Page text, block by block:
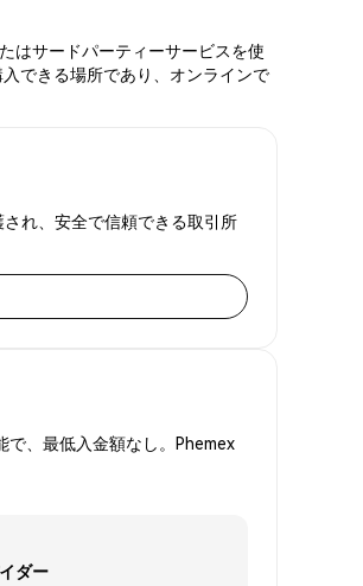
はサードパーティーサービスを使
できる場所であり、オンラインで
れ、安全で信頼できる取引所
、最低入金額なし。Phemex
ダー